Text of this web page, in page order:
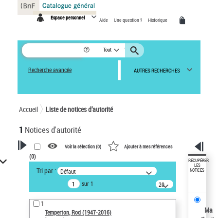
Espace personnel Aide Une question ? Historique
Tout
Recherche avancée AUTRES RECHERCHES
Accueil Liste de notices d’autorité
1 Notices d'autorité
VOTRE RECHERCHE
Recherche avancée dans les
notices d’autorité
Œuvres liées à l'auteur :
Temperton, Rod (1947-2016)
Voir la sélection (0) Ajouter à mes références
(0)
Tri par : Défaut
sur 1
20
résultats/page
1
Temperton, Rod (1947-2016)
RÉCUPÉRER
LES
NOTICES
Ma
Panneau de gestion des cookies